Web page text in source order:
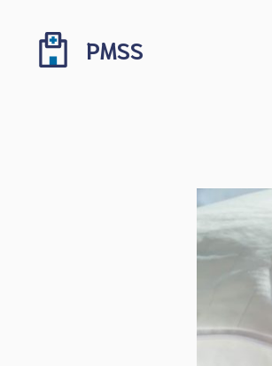
contenu
PMSS